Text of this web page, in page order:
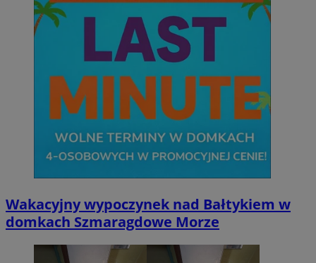
Wakacyjny wypoczynek nad Bałtykiem w
domkach Szmaragdowe Morze